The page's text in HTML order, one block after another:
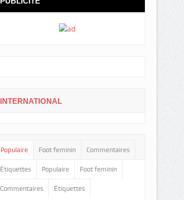
INTERNATIONAL
Populaire Foot feminin Commentaires
Étiquettes Populaire Foot feminin
Commentaires Étiquettes